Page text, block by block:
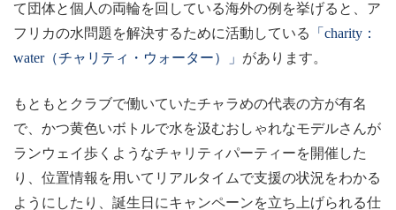
て団体と個人の両輪を回している海外の例を挙げると、ア
フリカの水問題を解決するために活動している
「charity：
water（チャリティ・ウォーター）」 があります。
もともとクラブで働いていたチャラめの代表の方が有名
で、かつ黄色いボトルで水を汲むおしゃれなモデルさんが
ランウェイ歩くようなチャリティパーティーを開催した
り、位置情報を用いてリアルタイムで支援の状況をわかる
ようにしたり、誕生日にキャンペーンを立ち上げられる仕